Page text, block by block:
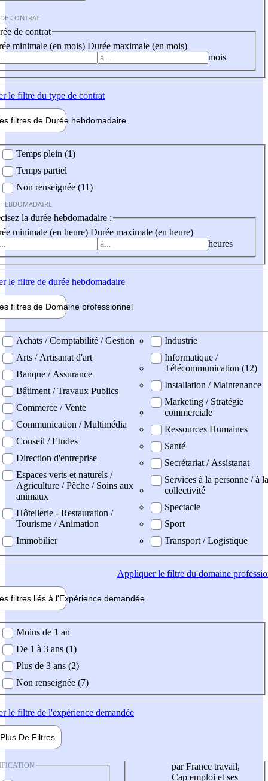
CONTRAT
de contrat
minimale (en mois) Durée maximale (en mois)
mois
le filtre du type de contrat
filtres de Durée hebdomadaire
Temps plein (1)
Temps partiel
Non renseignée (11)
la durée hebdomadaire :
minimale (en heure) Durée maximale (en heure)
heures
le filtre de durée hebdomadaire
filtres de Domaine professionnel
professionel
Achats / Comptabilité / Gestion
Arts / Artisanat d'art
Banque / Assurance
Bâtiment / Travaux Publics
Commerce / Vente
Communication / Multimédia
Conseil / Etudes
Direction d'entreprise
Espaces verts et naturels /
Agriculture / Pêche / Soins aux
animaux
Hôtellerie - Restauration /
Tourisme / Animation
Immobilier
Industrie
Informatique /
Télécommunication (12)
Installation / Maintenance
Marketing / Stratégie
commerciale
Ressources Humaines
Santé
Secrétariat / Assistanat
Services à la personne / à la
collectivité
Spectacle
Sport
Transport / Logistique
Appliquerle filtre du domaine
filtres liés à l'Expérience demandée
demandée
Moins de 1 an
De 1 à 3 ans (1)
Plus de 3 ans (2)
Non renseignée (7)
le filtre de l'expérience demandée
Plus De Filtres
par France travail,
Cap emploi et ses